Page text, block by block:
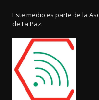
Este medio es parte de la
de La Paz.